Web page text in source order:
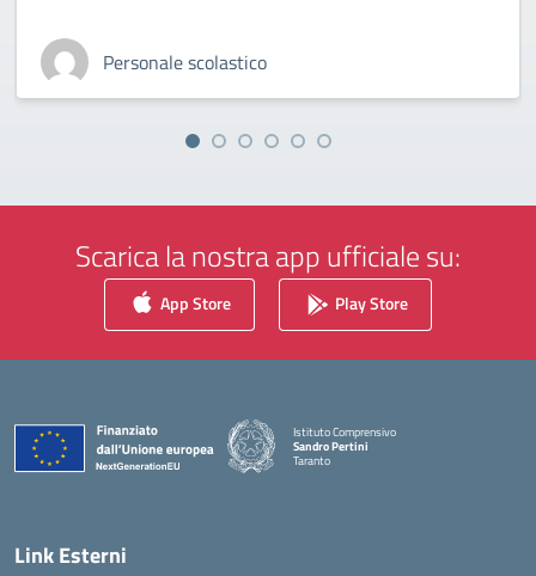
Personale scolastico
Scarica la nostra app ufficiale su:
App Store Play Store
Istituto Comprensivo
Sandro Pertini
Taranto
Link Esterni